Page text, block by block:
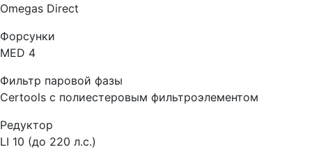
Omegas Direct
Форсунки
MED 4
Фильтр паровой фазы
Certools с полиестеровым фильтроэлементом
Редуктор
LI 10 (до 220 л.с.)